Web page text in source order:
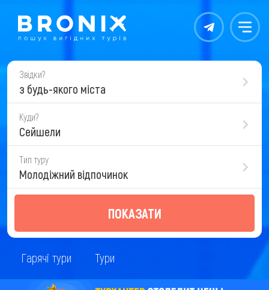
Контакты Меню
Звідки?
з будь-якого міста
Куди?
Сейшели
Тип туру
Молодіжний відпочинок
ПОКАЗАТИ
Гарячі тури Тури